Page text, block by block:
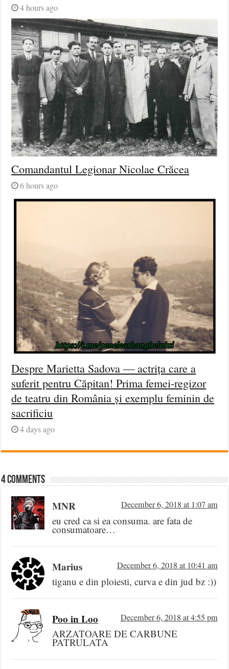
4 hours ago
Comandantul Legionar Nicolae Crăcea
6 hours ago
Despre Marietta Sadova — actrița care a
suferit pentru Căpitan! Prima femei-regizor
de teatru din România și exemplu feminin de
sacrificiu
4 days ago
4 comments
MNR December 6, 2018 at 1:07 am
eu cred ca si ea consuma. are fata de
consumatoare…
Marius December 6, 2018 at 10:41 am
tiganu e din ploiesti, curva e din jud bz :))
Poo in Loo December 6, 2018 at 4:55 pm
ARZATOARE DE CARBUNE
PATRULATA